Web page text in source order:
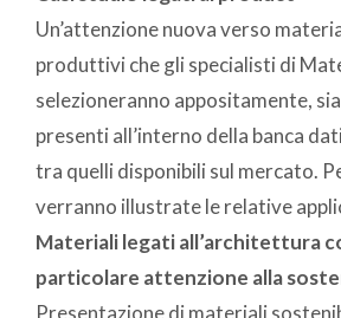
Un’attenzione nuova verso
produttivi che gli specialisti di
selezioneranno appositamente,
presenti all’interno della banca
tra quelli disponibili sul mercato.
verranno illustrate le relative
Materiali legati all’architettura
particolare attenzione alla
Presentazione di materiali